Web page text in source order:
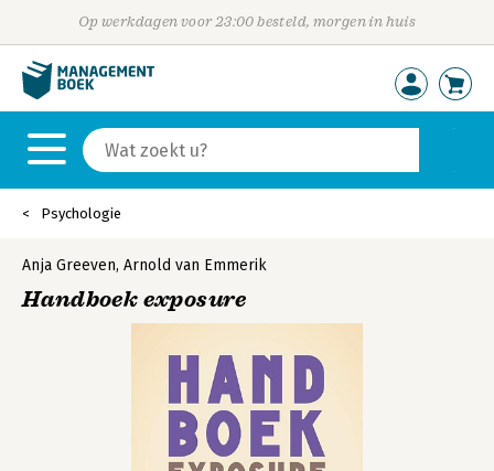
Op werkdagen voor 23:00 besteld, morgen in huis
Psychologie
Anja Greeven, Arnold van Emmerik
Handboek exposure